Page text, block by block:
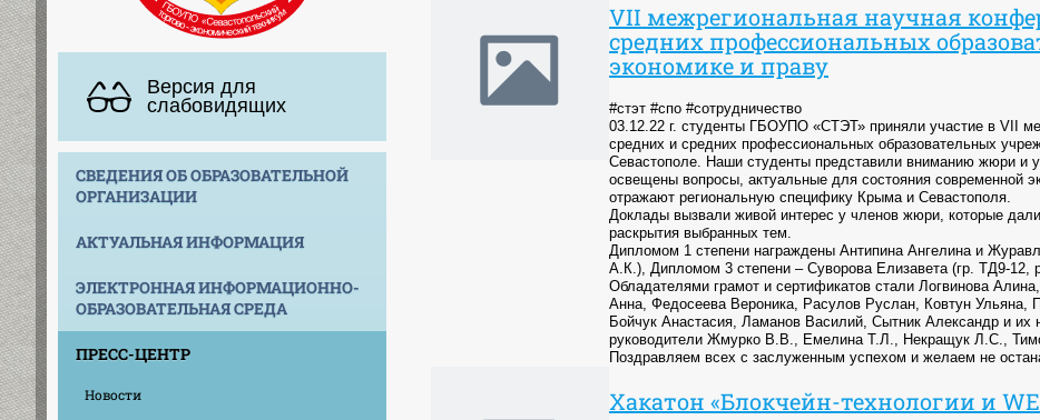
Версия для
слабовидящих
СВЕДЕНИЯ ОБ ОБРАЗОВАТЕЛЬНОЙ
ОРГАНИЗАЦИИ
АКТУАЛЬНАЯ ИНФОРМАЦИЯ
ЭЛЕКТРОННАЯ ИНФОРМАЦИОННО-
ОБРАЗОВАТЕЛЬНАЯ СРЕДА
ПРЕСС-ЦЕНТР
Новости
VII межрегиональная научная
средних профессиональных
экономике и праву
#стэт #спо #сотрудничество
03.12.22 г. студенты ГБОУПО «СТЭТ» приняли участие в VII
средних и средних профессиональных образовательных
Севастополе. Наши студенты представили вниманию жюри и
освещены вопросы, актуальные для состояния современной
отражают региональную специфику Крыма и Севастополя.
Доклады вызвали живой интерес у членов жюри, которые
раскрытия выбранных тем.
Дипломом 1 степени награждены Антипина Ангелина и
А.К.), Дипломом 3 степени – Суворова Елизавета (гр. ТД9-12,
Обладателями грамот и сертификатов стали Логвинова
Анна, Федосеева Вероника, Расулов Руслан, Ковтун Ульяна,
Бойчук Анастасия, Ламанов Василий, Сытник Александр и их
руководители Жмурко В.В., Емелина Т.Л., Некращук Л.С.,
Поздравляем всех с заслуженным успехом и желаем не
Хакатон «Блокчейн-технологии и